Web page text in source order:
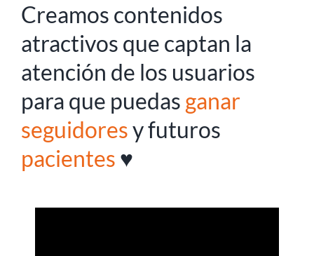
Creamos contenidos
atractivos que captan la
atención de los usuarios
para que puedas ganar
seguidoresy futuros
pacientes ♥️